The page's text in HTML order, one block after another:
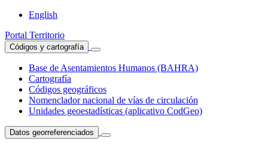
English
Portal Territorio
Códigos y cartografía
Base de Asentamientos Humanos (BAHRA)
Cartografía
Códigos geográficos
Nomenclador nacional de vías de circulación
Unidades geoestadísticas (aplicativo CodGeo)
Datos georreferenciados